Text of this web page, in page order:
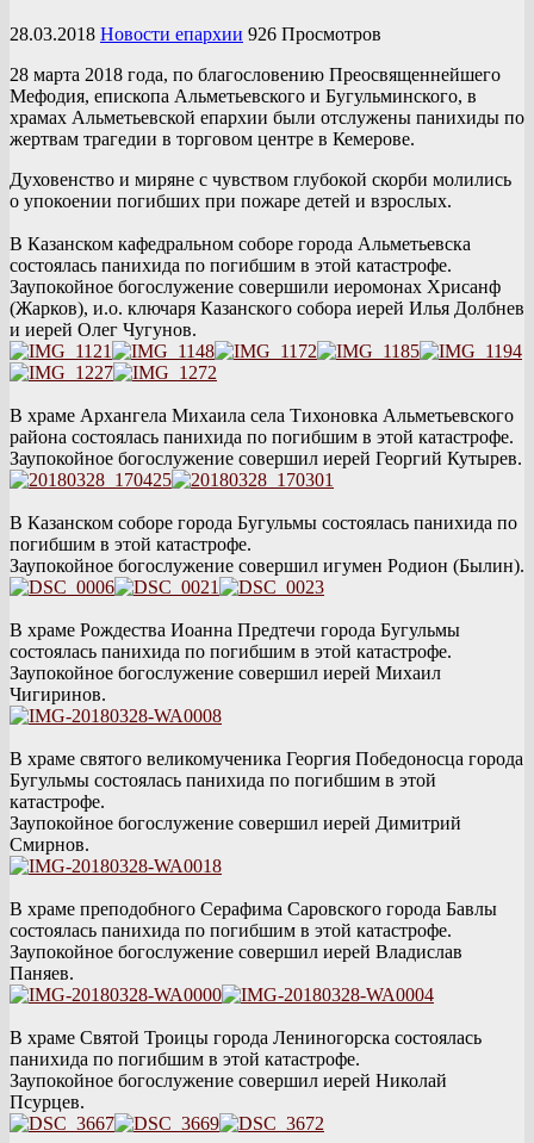
28.03.2018 Новости епархии 926 Просмотров
28 марта 2018 года, по благословению Преосвященнейшего
Мефодия, епископа Альметьевского и Бугульминского, в
храмах Альметьевской епархии были отслужены панихиды по
жертвам трагедии в торговом центре в Кемерове.
Духовенство и миряне с чувством глубокой скорби молились
о упокоении погибших при пожаре детей и взрослых.
В Казанском кафедральном соборе города Альметьевска
состоялась панихида по погибшим в этой катастрофе.
Заупокойное богослужение совершили иеромонах Хрисанф
(Жарков), и.о. ключаря Казанского собора иерей Илья Долбнев
и иерей Олег Чугунов.
В храме Архангела Михаила села Тихоновка Альметьевского
района состоялась панихида по погибшим в этой катастрофе.
Заупокойное богослужение совершил иерей Георгий Кутырев.
В Казанском соборе города Бугульмы состоялась панихида по
погибшим в этой катастрофе.
Заупокойное богослужение совершил игумен Родион (Былин).
В храме Рождества Иоанна Предтечи города Бугульмы
состоялась панихида по погибшим в этой катастрофе.
Заупокойное богослужение совершил иерей Михаил
Чигиринов.
В храме святого великомученика Георгия Победоносца города
Бугульмы состоялась панихида по погибшим в этой
катастрофе.
Заупокойное богослужение совершил иерей Димитрий
Смирнов.
В храме преподобного Серафима Саровского города Бавлы
состоялась панихида по погибшим в этой катастрофе.
Заупокойное богослужение совершил иерей Владислав
Паняев.
В храме Святой Троицы города Лениногорска состоялась
панихида по погибшим в этой катастрофе.
Заупокойное богослужение совершил иерей Николай
Псурцев.